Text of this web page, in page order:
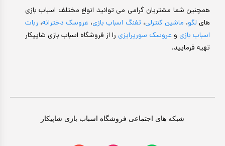
همچنین شما مشتریان گرامی می توانید انواع مختلف اسباب بازی
های لگو، ماشین کنترلی،تفنگ اسباب بازی، عروسک دخترانه، ربات
اسباب بازی و عروسک سورپرایزی را از فروشگاه اسباب بازی شاپیکار
تهیه فرمایید.
شبکه های اجتماعی فروشگاه اسباب بازی شاپیکار